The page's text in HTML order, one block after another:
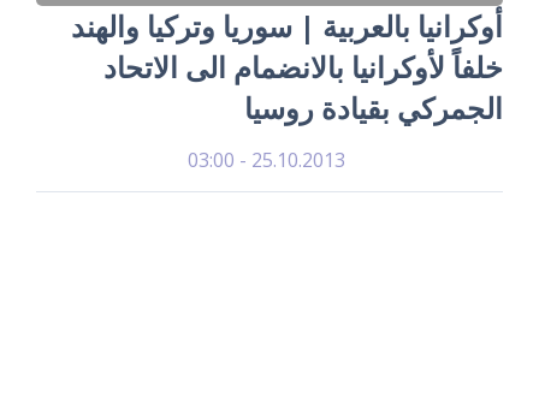
أوكرانيا بالعربية | سوريا وتركيا والهند
خلفاً لأوكرانيا بالانضمام الى الاتحاد
الجمركي بقيادة روسيا
25.10.2013 - 03:00